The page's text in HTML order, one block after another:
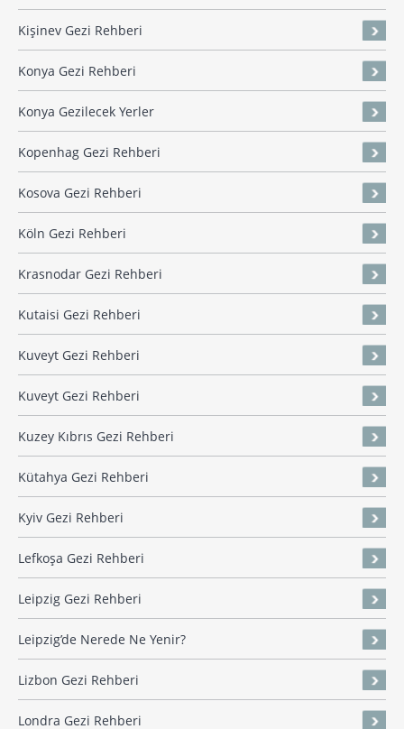
Kişinev Gezi Rehberi
Konya Gezi Rehberi
Konya Gezilecek Yerler
Kopenhag Gezi Rehberi
Kosova Gezi Rehberi
Köln Gezi Rehberi
Krasnodar Gezi Rehberi
Kutaisi Gezi Rehberi
Kuveyt Gezi Rehberi
Kuveyt Gezi Rehberi
Kuzey Kıbrıs Gezi Rehberi
Kütahya Gezi Rehberi
Kyiv Gezi Rehberi
Lefkoşa Gezi Rehberi
Leipzig Gezi Rehberi
Leipzig’de Nerede Ne Yenir?
Lizbon Gezi Rehberi
Londra Gezi Rehberi